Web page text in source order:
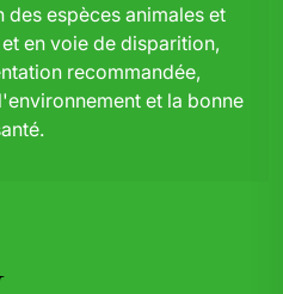
espèces animales et
en voie de disparition,
recommandée,
et la bonne